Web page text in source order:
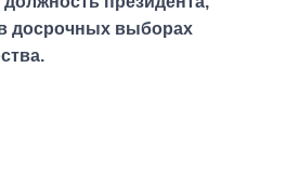
досрочных выборах